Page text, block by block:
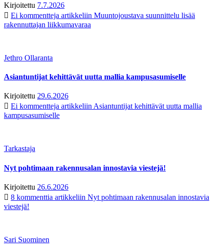
Kirjoitettu 7.7.2026
Ei kommentteja artikkeliin Muuntojoustava suunnittelu lisää
rakennuttajan liikkumavaraa
Jethro Ollaranta
Asiantuntijat kehittävät uutta mallia kampusasumiselle
Kirjoitettu 29.6.2026
Ei kommentteja artikkeliin Asiantuntijat kehittävät uutta mallia
kampusasumiselle
Tarkastaja
Nyt pohtimaan rakennusalan innostavia viestejä!
Kirjoitettu 26.6.2026
8 kommenttia artikkeliin Nyt pohtimaan rakennusalan innostavia
viestejä!
Sari Suominen